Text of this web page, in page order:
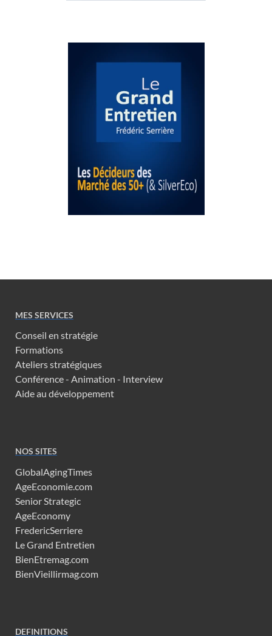
MES SERVICES
Conseil en stratégie
Formations
Ateliers stratégiques
Conférence - Animation - Interview
Aide au développement
NOS SITES
GlobalAgingTimes
AgeEconomie.com
Senior Strategic
AgeEconomy
FredericSerriere
Le Grand Entretien
BienEtremag.com
BienVieillirmag.com
DEFINITIONS